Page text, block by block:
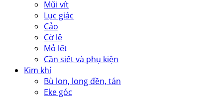
Mũi vít
Lục giác
Cảo
Cờ lê
Mỏ lết
Cần siết và phụ kiện
Kim khí
Bù lon, long đền, tán
Eke góc